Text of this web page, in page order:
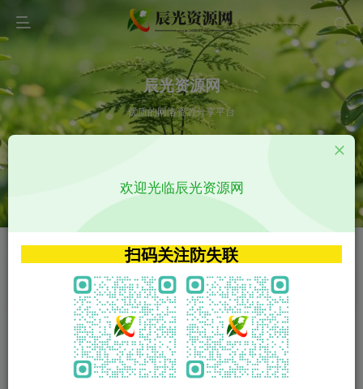
辰光资源网
优质的网络资源分享平台
VIP特权介绍 APP源码
VIP特权介绍
火
VIP特权介绍
影视源码
影视源码
欢迎光临辰光资源网
扫码关注防失联